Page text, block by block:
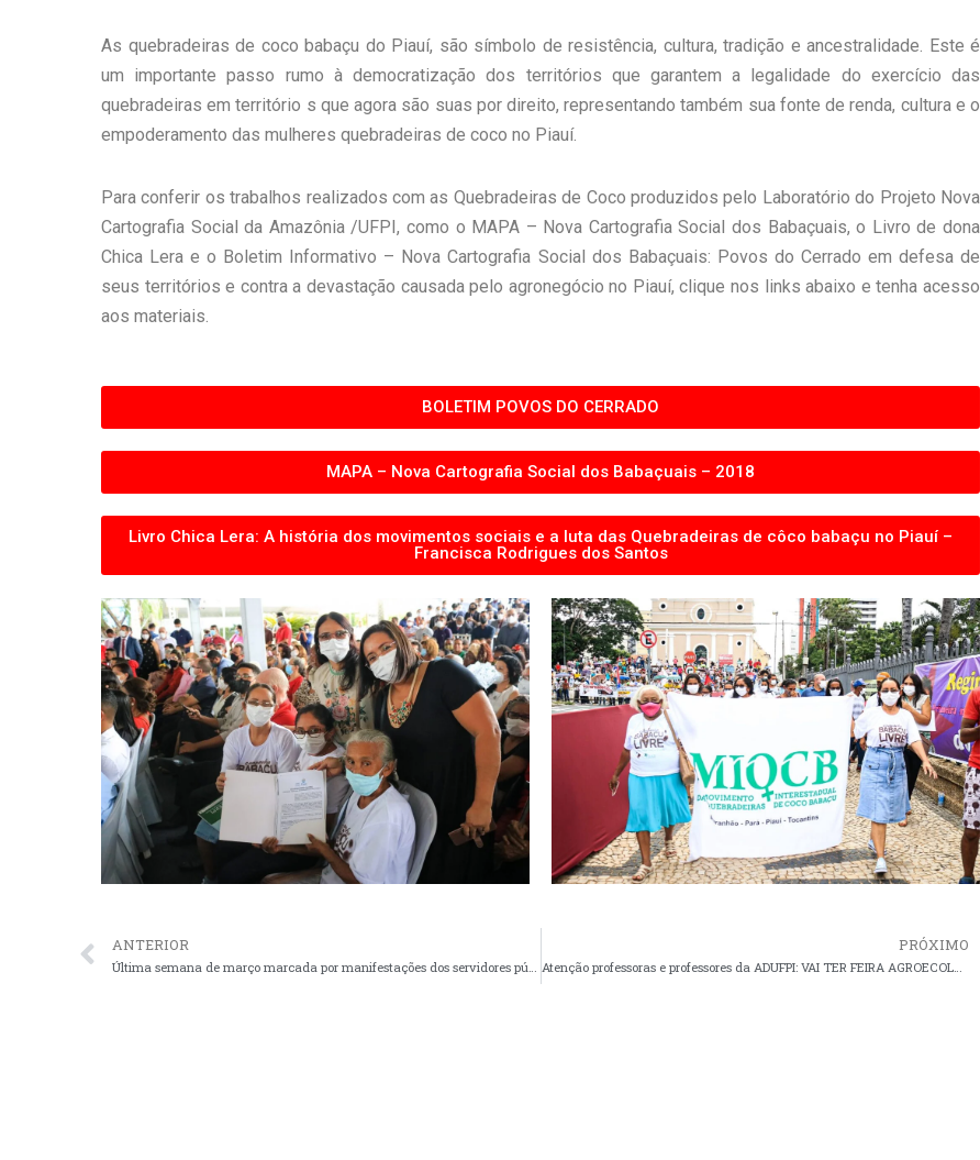
As quebradeiras de coco babaçu do Piauí, são símbolo de resistência, cultura, tradição e ancestralidade. Este é
um importante passo rumo à democratização dos territórios que garantem a legalidade do exercício das
quebradeiras em território s que agora são suas por direito, representando também sua fonte de renda, cultura e o
empoderamento das mulheres quebradeiras de coco no Piauí.
Para conferir os trabalhos realizados com as Quebradeiras de Coco produzidos pelo Laboratório do Projeto Nova
Cartografia Social da Amazônia /UFPI, como o MAPA – Nova Cartografia Social dos Babaçuais, o Livro de dona
Chica Lera e o Boletim Informativo – Nova Cartografia Social dos Babaçuais: Povos do Cerrado em defesa de
seus territórios e contra a devastação causada pelo agronegócio no Piauí, clique nos links abaixo e tenha acesso
aos materiais.
BOLETIM POVOS DO CERRADO
MAPA – Nova Cartografia Social dos Babaçuais – 2018
Livro Chica Lera: A história dos movimentos sociais e a luta das Quebradeiras de côco babaçu no Piauí –
Francisca Rodrigues dos Santos
ANTERIOR
Última semana de março marcada por manifestações dos servidores públicos federais
PRÓXIMO
Atenção professoras e professores da ADUFPI: VAI TER FEIRA AGROECOLÓGICA SIM!